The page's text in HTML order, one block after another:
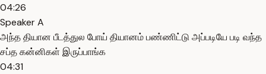
04:26
Speaker A
அந்த தியான பீடத்துல போய் தியானம் பண்ணிட்டு அப்படியே படி வந்த
சப்த கன்னிகள் இருப்பாங்க
04:31